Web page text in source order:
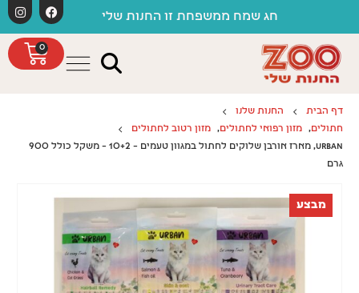
חג שמח ממשפחת זו החנות שלי
0
דף הבית
החנות שלנו
חתולים, מזון רפואי לחתולים,
מזון רטוב לחתולים
URBAN, מארז אורבן שלוקים לחתול במגוון טעמים – 10+2 – משקל כולל 900
גרם
מבצע